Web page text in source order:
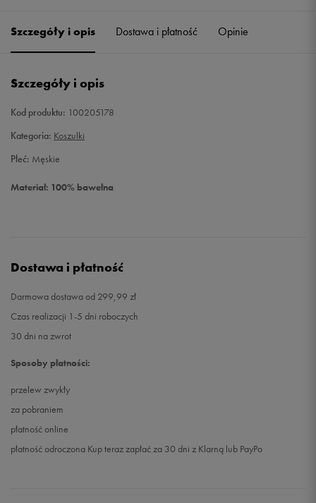
M Powiadom o dostępności
Szczegóły i opis Dostawa i płatność Opinie
Szczegóły i opis
Kod produktu: 100205178
Kategoria: Koszulki
Płeć: Męskie
Materiał: 100% bawełna
Dostawa i płatność
Darmowa dostawa od 299,99 zł
Czas realizacji 1-5 dni roboczych
30 dni na zwrot
Sposoby płatności:
przelew zwykły
za pobraniem
płatność online
płatność odroczona Kup teraz zapłać za 30 dni z Klarną lub PayPo